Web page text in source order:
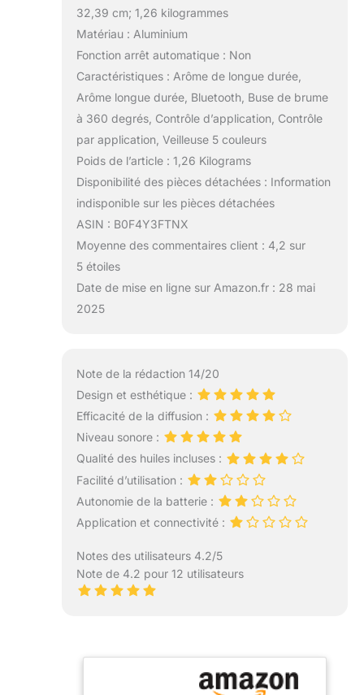
32,39 cm; 1,26 kilogrammes
Matériau : Aluminium
Fonction arrêt automatique : Non
Caractéristiques : Arôme de longue durée,
Arôme longue durée, Bluetooth, Buse de brume
à 360 degrés, Contrôle d’application, Contrôle
par application, Veilleuse 5 couleurs
Poids de l’article : 1,26 Kilograms
Disponibilité des pièces détachées : Information
indisponible sur les pièces détachées
ASIN : B0F4Y3FTNX
Moyenne des commentaires client : 4,2 sur
5 étoiles
Date de mise en ligne sur Amazon.fr : 28 mai
2025
Note de la rédaction 14/20
Design et esthétique :
Efficacité de la diffusion :
Niveau sonore :
Qualité des huiles incluses :
Facilité d’utilisation :
Autonomie de la batterie :
Application et connectivité :
Notes des utilisateurs 4.2/5
Note de 4.2 pour 12 utilisateurs